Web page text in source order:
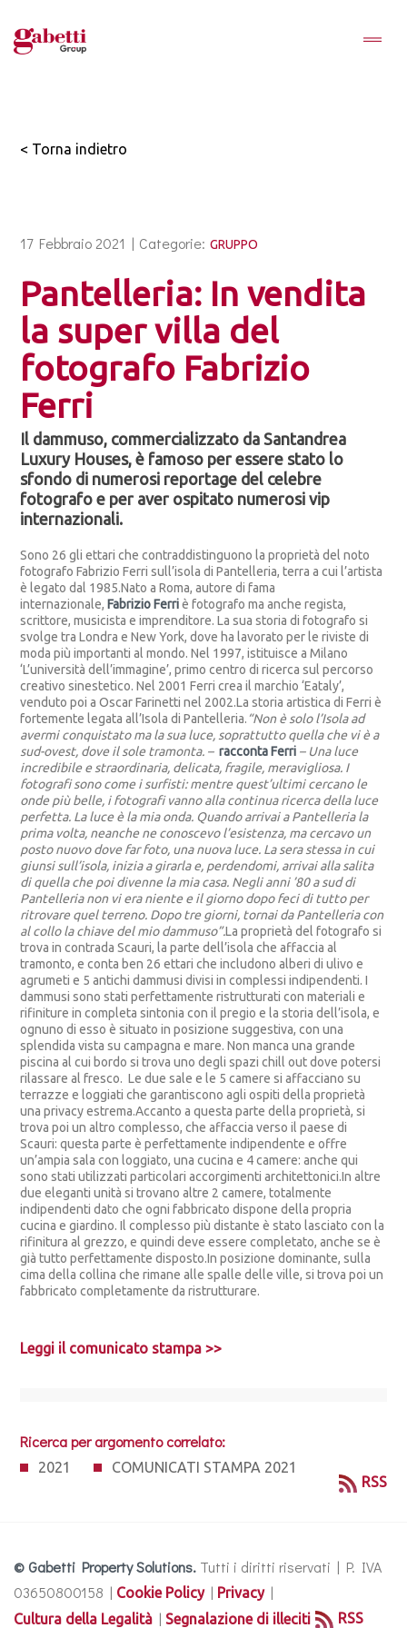
< Torna indietro
17 Febbraio 2021 | Categorie: GRUPPO
Pantelleria: In vendita
la super villa del
fotografo Fabrizio
Ferri
Il dammuso, commercializzato da Santandrea
Luxury Houses, è famoso per essere stato lo
sfondo di numerosi reportage del celebre
fotografo e per aver ospitato numerosi vip
internazionali.
Sono 26 gli ettari che contraddistinguono la proprietà del noto
fotografo Fabrizio Ferri sull’isola di Pantelleria, terra a cui l’artista
è legato dal 1985.Nato a Roma, autore di fama
internazionale, Fabrizio Ferriè fotografo ma anche regista,
scrittore, musicista e imprenditore. La sua storia di fotografo si
svolge tra Londra e New York, dove ha lavorato per le riviste di
moda più importanti al mondo. Nel 1997, istituisce a Milano
‘L’università dell’immagine’, primo centro di ricerca sul percorso
creativo sinestetico. Nel 2001 Ferri crea il marchio ‘Eataly’,
venduto poi a Oscar Farinetti nel 2002.La storia artistica di Ferri è
fortemente legata all’Isola di Pantelleria. “Non è solo l’Isola ad
avermi conquistato ma la sua luce, soprattutto quella che vi è a
sud-ovest, dove il sole tramonta. –racconta Ferri –Una luce
incredibile e straordinaria, delicata, fragile, meravigliosa. I
fotografi sono come i surfisti: mentre quest’ultimi cercano le
onde più belle, i fotografi vanno alla continua ricerca della luce
perfetta. La luce è la mia onda. Quando arrivai a Pantelleria la
prima volta, neanche ne conoscevo l’esistenza, ma cercavo un
posto nuovo dove far foto, una nuova luce. La sera stessa in cui
giunsi sull’isola, inizia a girarla e, perdendomi, arrivai alla salita
di quella che poi divenne la mia casa. Negli anni ’80 a sud di
Pantelleria non vi era niente e il giorno dopo feci di tutto per
ritrovare quel terreno. Dopo tre giorni, tornai da Pantelleria con
al collo la chiave del mio dammuso”.La proprietà del fotografo si
trova in contrada Scauri, la parte dell’isola che affaccia al
tramonto, e conta ben 26 ettari che includono alberi di ulivo e
agrumeti e 5 antichi dammusi divisi in complessi indipendenti. I
dammusi sono stati perfettamente ristrutturati con materiali e
rifiniture in completa sintonia con il pregio e la storia dell’isola, e
ognuno di esso è situato in posizione suggestiva, con una
splendida vista su campagna e mare. Non manca una grande
piscina al cui bordo si trova uno degli spazi chill out dove potersi
rilassare al fresco. Le due sale e le 5 camere si affacciano su
terrazze e loggiati che garantiscono agli ospiti della proprietà
una privacy estrema.Accanto a questa parte della proprietà, si
trova poi un altro complesso, che affaccia verso il paese di
Scauri: questa parte è perfettamente indipendente e offre
un’ampia sala con loggiato, una cucina e 4 camere: anche qui
sono stati utilizzati particolari accorgimenti architettonici.In altre
due eleganti unità si trovano altre 2 camere, totalmente
indipendenti dato che ogni fabbricato dispone della propria
cucina e giardino. Il complesso più distante è stato lasciato con la
rifinitura al grezzo, e quindi deve essere completato, anche se è
già tutto perfettamente disposto.In posizione dominante, sulla
cima della collina che rimane alle spalle delle ville, si trova poi un
fabbricato completamente da ristrutturare.
Leggi il comunicato stampa >>
Ricerca per argomento correlato:
2021
COMUNICATI STAMPA 2021
RSS
© Gabetti Property Solutions. Tutti i diritti riservati | P. IVA
03650800158 | Cookie Policy| Privacy|
Cultura della Legalità | Segnalazione di illeciti RSS